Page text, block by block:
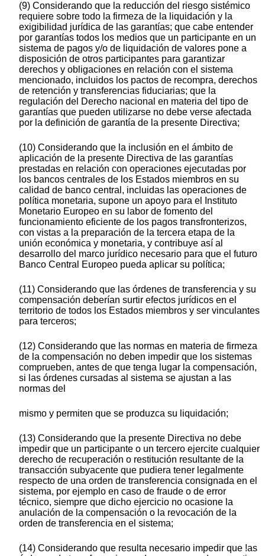
(9) Considerando que la reducción del riesgo sistémico
requiere sobre todo la firmeza de la liquidación y la
exigibilidad jurídica de las garantías; que cabe entender
por garantías todos los medios que un participante en un
sistema de pagos y/o de liquidación de valores pone a
disposición de otros participantes para garantizar
derechos y obligaciones en relación con el sistema
mencionado, incluidos los pactos de recompra, derechos
de retención y transferencias fiduciarias; que la
regulación del Derecho nacional en materia del tipo de
garantías que pueden utilizarse no debe verse afectada
por la definición de garantía de la presente Directiva;
(10) Considerando que la inclusión en el ámbito de
aplicación de la presente Directiva de las garantías
prestadas en relación con operaciones ejecutadas por
los bancos centrales de los Estados miembros en su
calidad de banco central, incluidas las operaciones de
política monetaria, supone un apoyo para el Instituto
Monetario Europeo en su labor de fomento del
funcionamiento eficiente de los pagos transfronterizos,
con vistas a la preparación de la tercera etapa de la
unión económica y monetaria, y contribuye así al
desarrollo del marco jurídico necesario para que el futuro
Banco Central Europeo pueda aplicar su política;
(11) Considerando que las órdenes de transferencia y su
compensación deberían surtir efectos jurídicos en el
territorio de todos los Estados miembros y ser vinculantes
para terceros;
(12) Considerando que las normas en materia de firmeza
de la compensación no deben impedir que los sistemas
comprueben, antes de que tenga lugar la compensación,
si las órdenes cursadas al sistema se ajustan a las
normas del
mismo y permiten que se produzca su liquidación;
(13) Considerando que la presente Directiva no debe
impedir que un participante o un tercero ejercite cualquier
derecho de recuperación o restitución resultante de la
transacción subyacente que pudiera tener legalmente
respecto de una orden de transferencia consignada en el
sistema, por ejemplo en caso de fraude o de error
técnico, siempre que dicho ejercicio no ocasione la
anulación de la compensación o la revocación de la
orden de transferencia en el sistema;
(14) Considerando que resulta necesario impedir que !as